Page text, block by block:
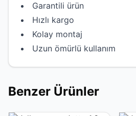
Garantili ürün
Hızlı kargo
Kolay montaj
Uzun ömürlü kullanım
Benzer Ürünler